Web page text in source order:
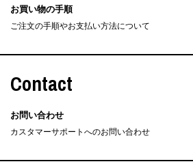
お買い物の手順
ご注文の手順やお支払い方法について
Contact
お問い合わせ
カスタマーサポートへのお問い合わせ